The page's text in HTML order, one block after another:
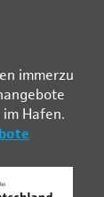
im­mer­zu
Ha­fen.